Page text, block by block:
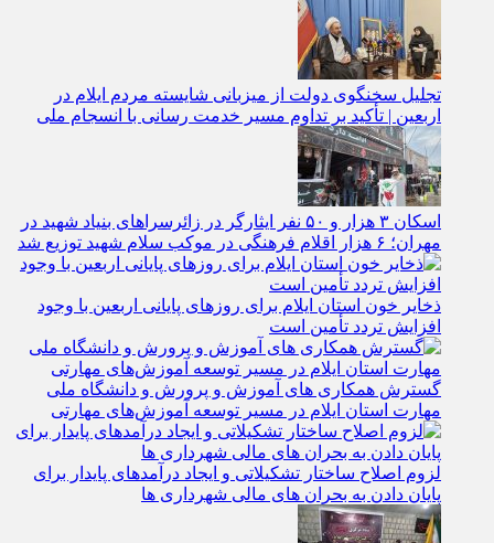
تجلیل سخنگوی دولت از میزبانی شایسته مردم ایلام در
اربعین | تأکید بر تداوم مسیر خدمت‌ رسانی با انسجام ملی
اسکان ۳ هزار و ۵۰ نفر ایثارگر در زائرسراهای بنیاد شهید در
مهران؛ ۶ هزار اقلام فرهنگی در موکب سلام شهید توزیع شد
ذخایر خون استان ایلام برای روزهای پایانی اربعین با وجود
افزایش تردد تأمین است
گسترش همکاری‌ های آموزش و پرورش و دانشگاه ملی
مهارت استان ایلام در مسیر توسعه آموزش‌های مهارتی
لزوم اصلاح ساختار تشکیلاتی و ایجاد درآمدهای پایدار برای
پایان دادن به بحران‌ های مالی شهرداری‌ ها